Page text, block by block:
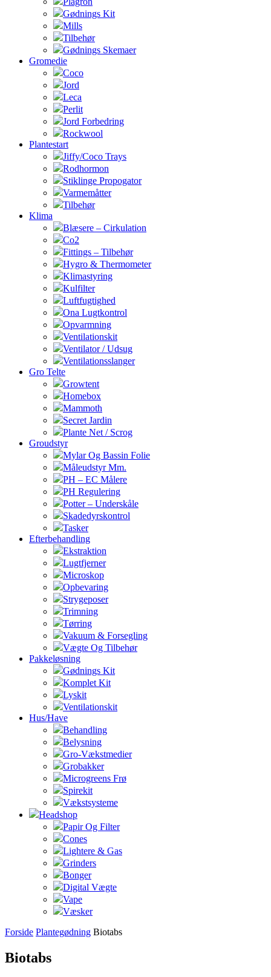
Gødnings Kit
Mills
Tilbehør
Gødnings Skemaer
Gromedie
Coco
Jord
Leca
Perlit
Jord Forbedring
Rockwool
Plantestart
Jiffy/Coco Trays
Rodhormon
Stiklinge Propogator
Varmemåtter
Tilbehør
Klima
Blæsere – Cirkulation
Co2
Fittings – Tilbehør
Hygro & Thermometer
Klimastyring
Kulfilter
Luftfugtighed
Ona Lugtkontrol
Opvarmning
Ventilationskit
Ventilator / Udsug
Ventilationsslanger
Gro Telte
Growtent
Homebox
Mammoth
Secret Jardin
Plante Net / Scrog
Groudstyr
Mylar Og Bassin Folie
Måleudstyr Mm.
PH – EC Målere
PH Regulering
Potter – Underskåle
Skadedyrskontrol
Tasker
Efterbehandling
Ekstraktion
Lugtfjerner
Microskop
Opbevaring
Strygeposer
Trimning
Tørring
Vakuum & Forsegling
Vægte Og Tilbehør
Pakkeløsning
Gødnings Kit
Komplet Kit
Lyskit
Ventilationskit
Hus/Have
Behandling
Belysning
Gro-Vækstmedier
Grobakker
Microgreens Frø
Spirekit
Vækstsysteme
Headshop
Papir Og Filter
Cones
Lightere & Gas
Grinders
Bonger
Digital Vægte
Vape
Væsker
Forside Plantegødning Biotabs
Biotabs